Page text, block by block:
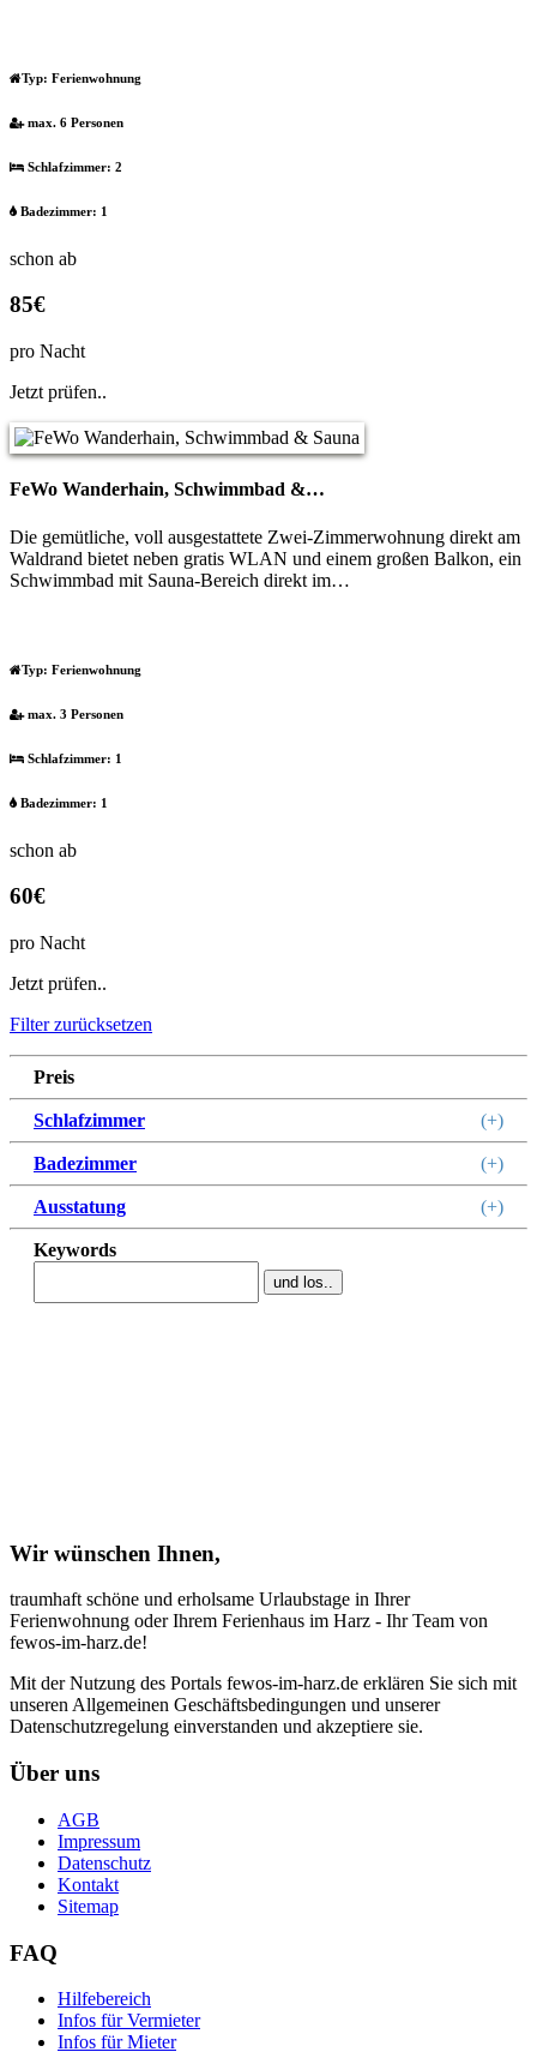
Typ: Ferienwohnung
max. 6 Personen
Schlafzimmer: 2
Badezimmer: 1
schon ab
85€
pro Nacht
Jetzt prüfen..
FeWo Wanderhain, Schwimmbad &…
Die gemütliche, voll ausgestattete Zwei-Zimmerwohnung direkt am
Waldrand bietet neben gratis WLAN und einem großen Balkon, ein
Schwimmbad mit Sauna-Bereich direkt im…
Typ: Ferienwohnung
max. 3 Personen
Schlafzimmer: 1
Badezimmer: 1
schon ab
60€
pro Nacht
Jetzt prüfen..
Filter zurücksetzen
Preis
Schlafzimmer (+)
Badezimmer (+)
Ausstatung (+)
Keywords
und los..
Wir wünschen Ihnen,
traumhaft schöne und erholsame Urlaubstage in Ihrer
Ferienwohnung oder Ihrem Ferienhaus im Harz - Ihr Team von
fewos-im-harz.de!
Mit der Nutzung des Portals fewos-im-harz.de erklären Sie sich mit
unseren Allgemeinen Geschäftsbedingungen und unserer
Datenschutzregelung einverstanden und akzeptiere sie.
Über uns
AGB
Impressum
Datenschutz
Kontakt
Sitemap
FAQ
Hilfebereich
Infos für Vermieter
Infos für Mieter